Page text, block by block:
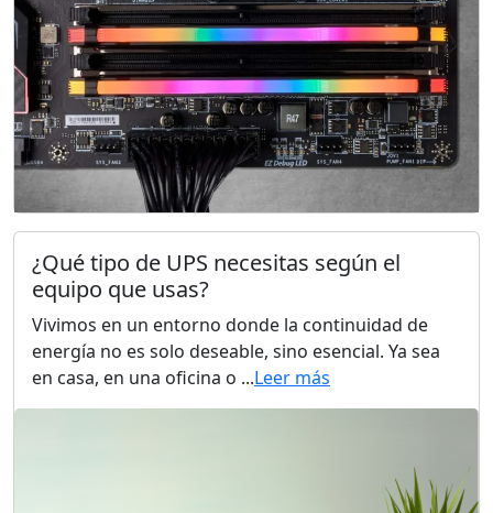
¿Qué tipo de UPS necesitas según el
equipo que usas?
Vivimos en un entorno donde la continuidad de
energía no es solo deseable, sino esencial. Ya sea
en casa, en una oficina o ...Leer más